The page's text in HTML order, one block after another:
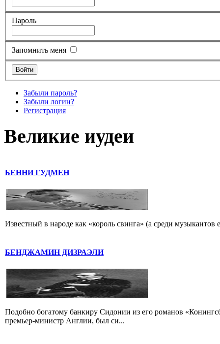
Пароль
Запомнить меня
Забыли пароль?
Забыли логин?
Регистрация
Великие иудеи
БЕННИ ГУДМЕН
Известный в народе как «король свинга» (а среди
БЕНДЖАМИН ДИЗРАЭЛИ
Подобно богатому банкиру Сидонии из его романов
премьер-министр Англии, был си...